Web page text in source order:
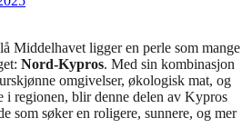
Middelhavet ligger en perle som mange
Nord-Kypros. Med sin kombinasjon
omgivelser, økologisk mat, og
i regionen, blir denne delen av Kypros
som søker en roligere, sunnere, og mer